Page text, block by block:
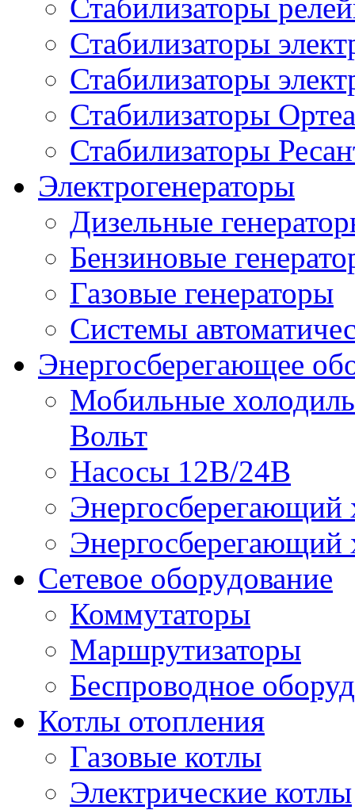
Стабилизаторы
Стабилизаторы
Стабилизаторы
Стабилизаторы Ортеа
Стабилизаторы
Электрогенераторы
Дизельные
Бензиновые
Газовые генераторы
Системы
Энергосберегающее
Мобильные
Вольт
Насосы 12В/24В
Энергосберегающий
Энергосберегающий
Сетевое оборудование
Коммутаторы
Маршрутизаторы
Беспроводное
Котлы отопления
Газовые котлы
Электрические котлы